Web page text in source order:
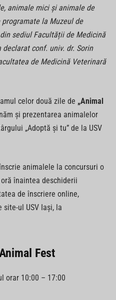
animale mici și animale de
la Muzeul de
sediul Facultății de Medicină
declarat conf. univ. dr. Sorin
de Medicină Veterinară
celor două zile de „Animal
și prezentarea animalelor
„Adoptă și tu” de la USV
animalele la concursuri o
înaintea deschiderii
de înscriere online,
ul USV Iași, la
Fest
orar 10:00 – 17:00